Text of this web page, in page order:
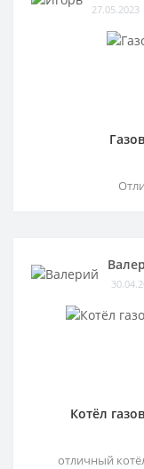
27.05.2023
Котёл
отличный